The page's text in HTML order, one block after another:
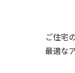
ご住宅
最適な